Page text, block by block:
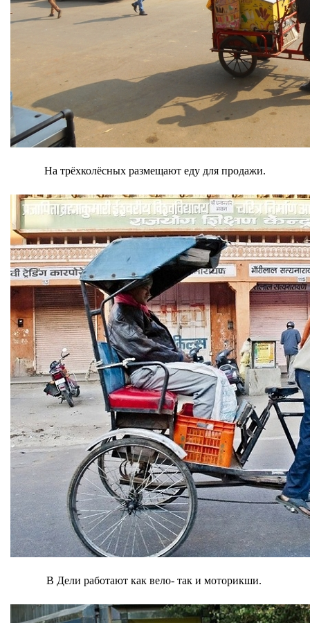
На трёхколёсных размещают еду для продажи.
В Дели работают как вело- так и моторикши.